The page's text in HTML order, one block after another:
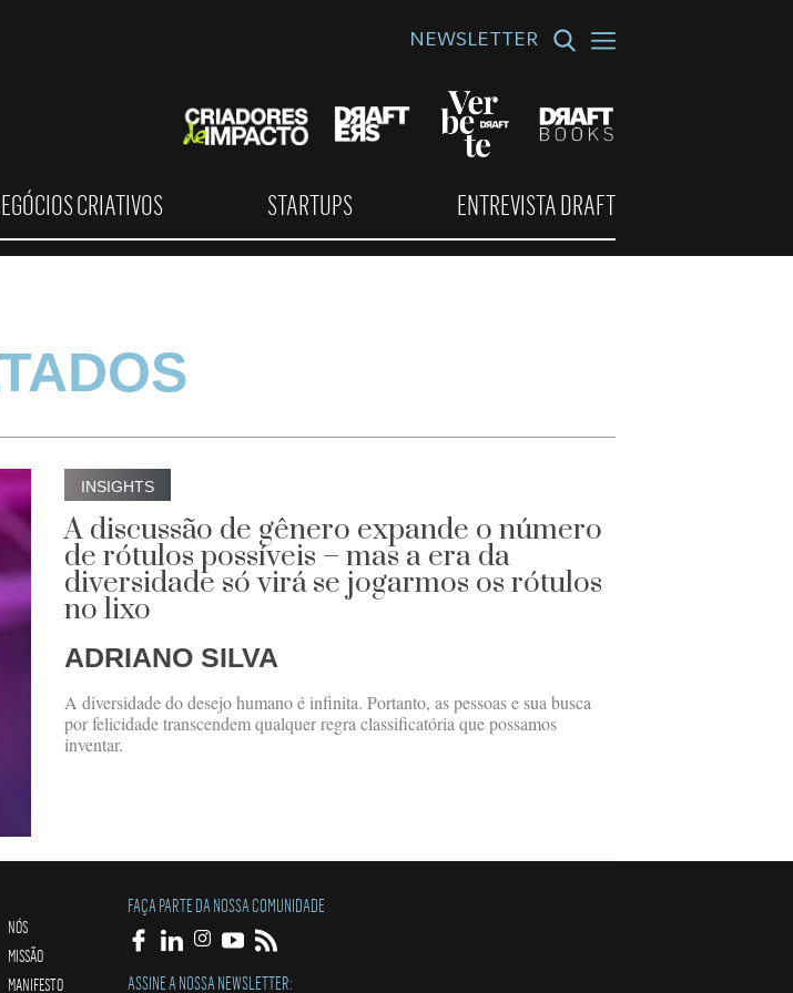
NEWSLETTER
CRIATIVOS STARTUPS ENTREVISTA DRAFT
INSIGHTS
A discussão de gênero expande o número
de rótulos possíveis – mas a era da
diversidade só virá se jogarmos os rótulos
no lixo
ADRIANO SILVA
A diversidade do desejo humano é infinita. Portanto, as pessoas e sua busca
por felicidade transcendem qualquer regra classificatória que possamos
inventar.
NÓS
MISSÃO
MANIFESTO
FAÇA PARTE DA NOSSA COMUNIDADE
ASSINE A NOSSA NEWSLETTER: